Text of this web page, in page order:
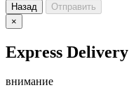
Назад
Отправить
×
Express Delivery
внимание